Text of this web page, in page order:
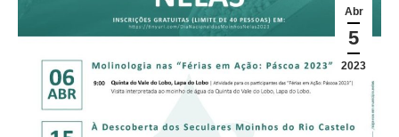
Abr
5
2023